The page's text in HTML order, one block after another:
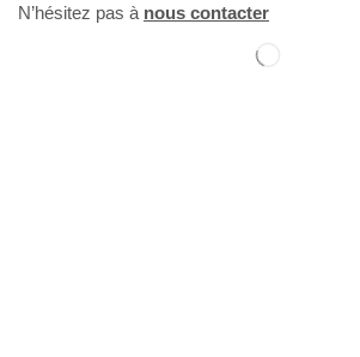
N’hésitez pas à nous contacter